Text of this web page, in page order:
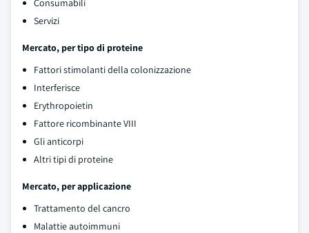
Consumabili
Servizi
Mercato, per tipo di proteine
Fattori stimolanti della colonizzazione
Interferisce
Erythropoietin
Fattore ricombinante VIII
Gli anticorpi
Altri tipi di proteine
Mercato, per applicazione
Trattamento del cancro
Malattie autoimmuni